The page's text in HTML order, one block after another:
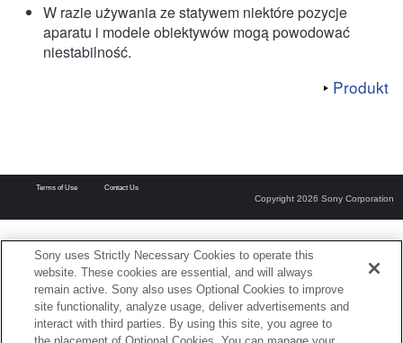
W razie używania ze statywem niektóre pozycje
aparatu i modele obiektywów mogą powodować
niestabilność.
Produkt
Terms of Use Contact Us
Copyright 2026 Sony Corporation
Sony uses Strictly Necessary Cookies to operate this
website. These cookies are essential, and will always
remain active. Sony also uses Optional Cookies to improve
site functionality, analyze usage, deliver advertisements and
interact with third parties. By using this site, you agree to